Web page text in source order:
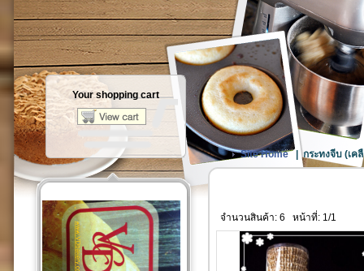
Your shopping cart
Site Home|กระทงจีบ (เค
จำนวนสินค้า: 6 หน้าที่: 1/1